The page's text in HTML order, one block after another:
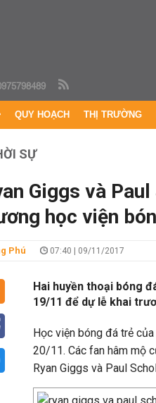
QUY HOẠCH THỊ TRƯỜNG
SỰ
Giggs và
học viện
Phú 07:40 | 09/11/2017
Hai huyền thoại bóng
19/11 để dự lễ khai
Học viện bóng đá trẻ
20/11. Các fan hâm mộ
Ryan Giggs và Paul